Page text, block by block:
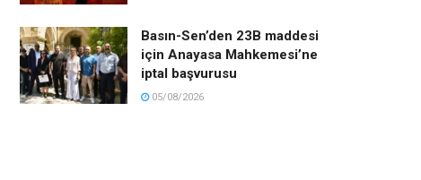
Basın-Sen’den 23B maddesi
için Anayasa Mahkemesi’ne
iptal başvurusu
05/08/2026